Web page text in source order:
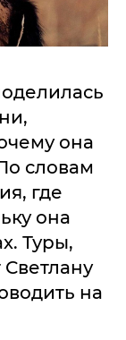
она
словам
где
она
Туры,
на